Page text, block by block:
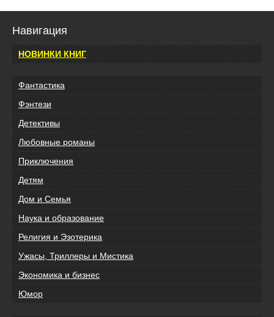
Навигация
НОВИНКИ КНИГ
Фантастика
Фэнтези
Детективы
Любовные романы
Приключения
Детям
Дом и Семья
Наука и образование
Религия и Эзотерика
Ужасы, Триллеры и Мистика
Экономика и бизнес
Юмор